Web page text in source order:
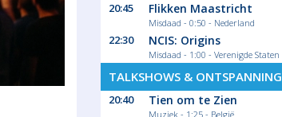
20:45 Flikken Maastricht
Misdaad - 0:50 - Nederland
22:30 NCIS: Origins
Misdaad - 1:00 - Verenigde Staten
TALKSHOWS & ONTSPANNING
20:40 Tien om te Zien
Muziek - 1:25 - België